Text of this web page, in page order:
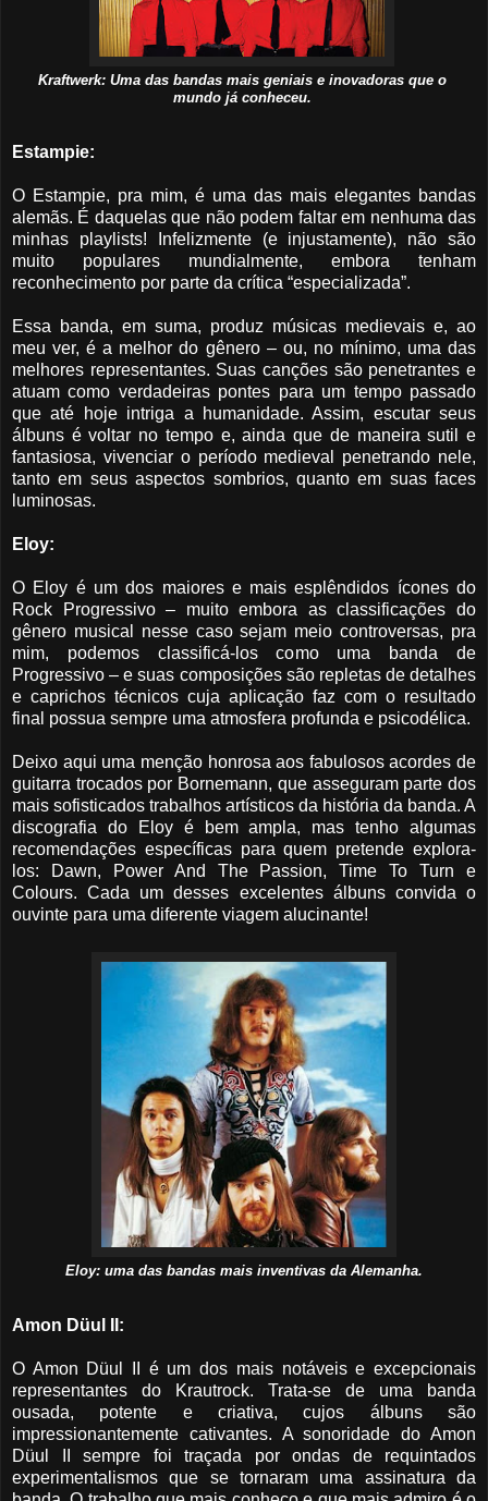
Kraftwerk: Uma das bandas mais geniais e inovadoras que o
mundo já conheceu.
Estampie:
O Estampie, pra mim, é uma das mais elegantes bandas
alemãs. É daquelas que não podem faltar em nenhuma das
minhas playlists! Infelizmente (e injustamente), não são
muito populares mundialmente, embora tenham
reconhecimento por parte da crítica “especializada”.
Essa banda, em suma, produz músicas medievais e, ao
meu ver, é a melhor do gênero – ou, no mínimo, uma das
melhores representantes. Suas canções são penetrantes e
atuam como verdadeiras pontes para um tempo passado
que até hoje intriga a humanidade. Assim, escutar seus
álbuns é voltar no tempo e, ainda que de maneira sutil e
fantasiosa, vivenciar o período medieval penetrando nele,
tanto em seus aspectos sombrios, quanto em suas faces
luminosas.
Eloy:
O Eloy é um dos maiores e mais esplêndidos ícones do
Rock Progressivo – muito embora as classificações do
gênero musical nesse caso sejam meio controversas, pra
mim, podemos classificá-los como uma banda de
Progressivo – e suas composições são repletas de detalhes
e caprichos técnicos cuja aplicação faz com o resultado
final possua sempre uma atmosfera profunda e psicodélica.
Deixo aqui uma menção honrosa aos fabulosos acordes de
guitarra trocados por Bornemann, que asseguram parte dos
mais sofisticados trabalhos artísticos da história da banda. A
discografia do Eloy é bem ampla, mas tenho algumas
recomendações específicas para quem pretende explora-
los: Dawn, Power And The Passion, Time To Turn e
Colours. Cada um desses excelentes álbuns convida o
ouvinte para uma diferente viagem alucinante!
Eloy: uma das bandas mais inventivas da Alemanha.
Amon Düul II:
O Amon Düul II é um dos mais notáveis e excepcionais
representantes do Krautrock. Trata-se de uma banda
ousada, potente e criativa, cujos álbuns são
impressionantemente cativantes. A sonoridade do Amon
Düul II sempre foi traçada por ondas de requintados
experimentalismos que se tornaram uma assinatura da